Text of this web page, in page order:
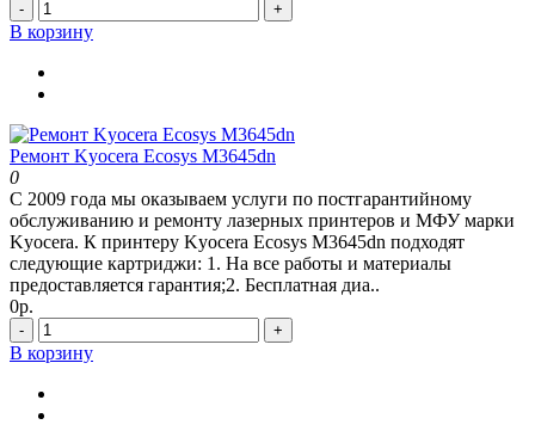
- +
В корзину
Ремонт Kyocera Ecosys M3645dn
0
С 2009 года мы оказываем услуги по постгарантийному
обслуживанию и ремонту лазерных принтеров и МФУ марки
Kyocera. К принтеру Kyocera Ecosys M3645dn подходят
следующие картриджи: 1. На все работы и материалы
предоставляется гарантия;2. Бесплатная диа..
0р.
- +
В корзину